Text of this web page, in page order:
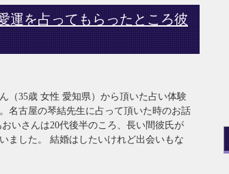
運を占ってもらったところ彼
（35歳 女性 愛知県）から頂いた占い体験
名古屋の琴結先生に占って頂いた時のお話
いさんは20代後半のころ、長い間彼氏が
ました。 結婚はしたいけれど出会いもな